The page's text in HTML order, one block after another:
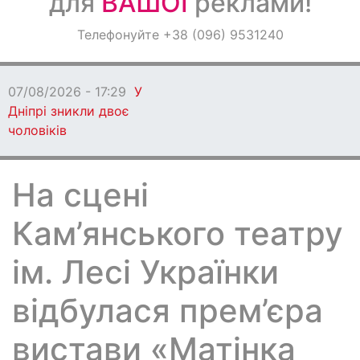
ОголошенняТелефонуйте +38 (096) 9531240
На сцені
Кам’янського театру
ім. Лесі Українки
відбулася прем’єра
вистави «Матінка